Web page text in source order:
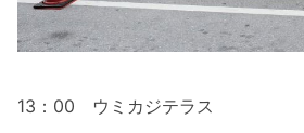
13：00 ウミカジテラス